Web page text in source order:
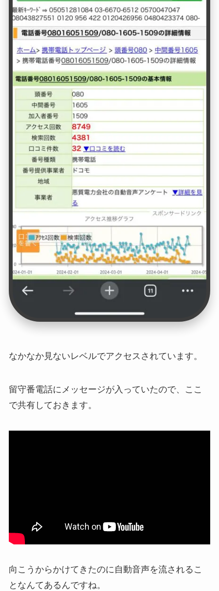
なかなか見ないレベルでアクセスされています。
留守番電話にメッセージが入っていたので、ここ
で共有しておきます。
向こうからかけてきたのに自動音声を流されるこ
となんてあるんですね。